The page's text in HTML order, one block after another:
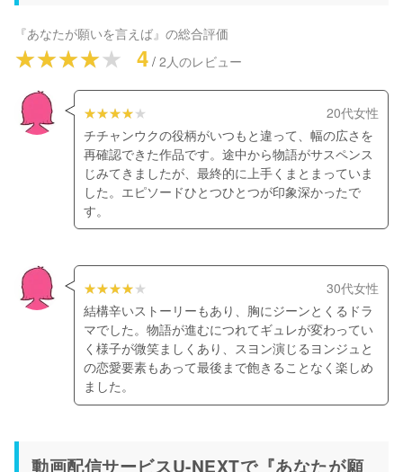
『あなたが願いを言えば』の総合評価
4 / 2人のレビュー
20代女性
チチャンウクの役柄がいつもと違って、幅の広さを
再確認できた作品です。途中から物語がサスペンス
じみてきましたが、最終的に上手くまとまっていま
した。エピソードひとつひとつが印象深かったで
す。
30代女性
結構辛いストーリーもあり、胸にジーンとくるドラ
マでした。物語が進むにつれてギュレが変わってい
く様子が微笑ましくあり、スヨン演じるヨンジュと
の恋愛要素もあって最後まで飽きることなく楽しめ
ました。
動画配信サービスU-NEXTで『あなたが願